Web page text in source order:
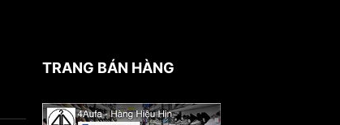
TRANG BÁN HÀNG